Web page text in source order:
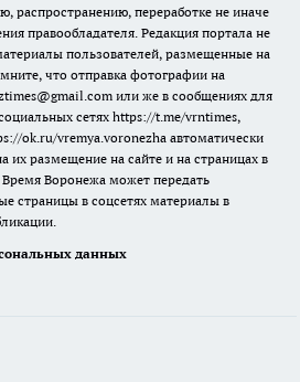
распространению, переработке не иначе
правообладателя. Редакция портала не
пользователей, размещенные на
что отправка фотографии на
или же в сообщениях для
сетях https://t.me/vrntimes,
ok.ru/vremya.voronezha автоматически
их размещение на сайте и на страницах в
Время Воронежа может передать
страницы в соцсетях материалы в
данных